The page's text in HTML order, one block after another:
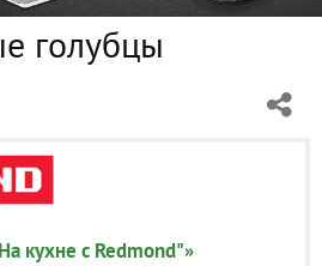
голубцы
кухне с Redmond"»